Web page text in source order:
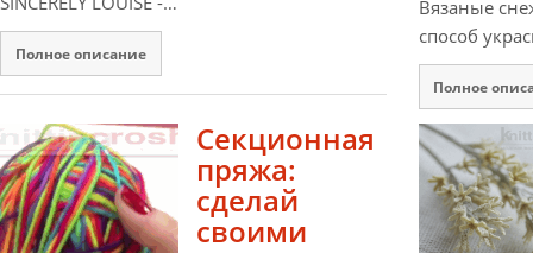
Полное описание
Вязаные
способ
Полное
Секционная
пряжа:
сделай
своими